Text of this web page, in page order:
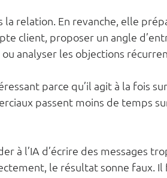
la relation. En revanche, elle
client, proposer un angle
analyser les objections
parce qu’il agit à la fois
passent moins de temps
à l’IA d’écrire des messages
le résultat sonne faux. Il